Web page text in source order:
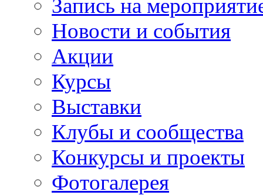
Запись на
Новости и события
Акции
Курсы
Выставки
Клубы и сообщества
Конкурсы и проекты
Фотогалерея